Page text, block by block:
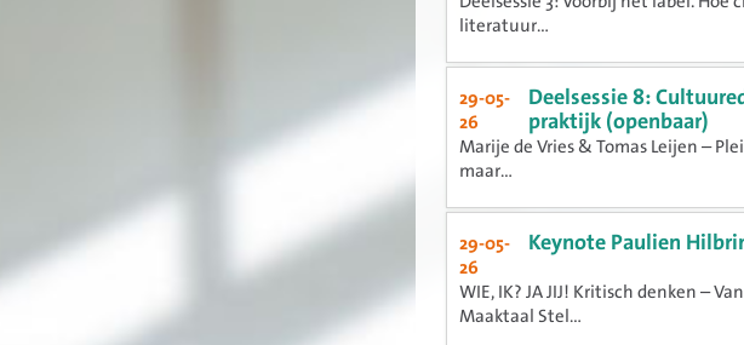
literatuur...
29-05-
26
Deelsessie 8:
praktijk (openbaar)
Marije de Vries & Tomas Leijen –
maar...
29-05-
26
Keynote Paulien
WIE, IK? JA JIJ! Kritisch denken –
Maaktaal Stel...